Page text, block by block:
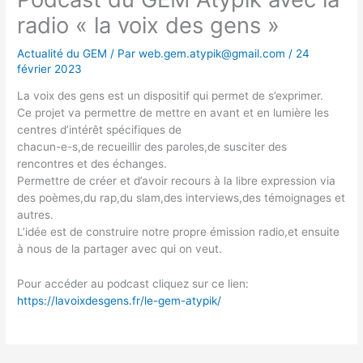
radio « la voix des gens »
Actualité du GEM / Parweb.gem.atypik@gmail.com / 24
février 2023
La voix des gens est un dispositif qui permet de s’exprimer.
Ce projet va permettre de mettre en avant et en lumière les
centres d’intérêt spécifiques de
chacun-e-s,de recueillir des paroles,de susciter des
rencontres et des échanges.
Permettre de créer et d’avoir recours à la libre expression via
des poèmes,du rap,du slam,des interviews,des témoignages et
autres.
L’idée est de construire notre propre émission radio,et ensuite
à nous de la partager avec qui on veut.
Pour accéder au podcast cliquez sur ce lien:
https://lavoixdesgens.fr/le-gem-atypik/